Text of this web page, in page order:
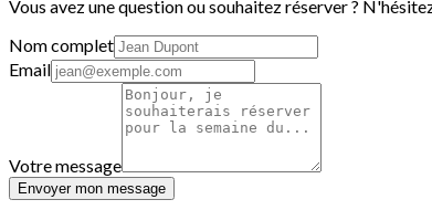
Vous avez une question ou souhaitez réserver ?
Nom complet
Email
Votre message
Envoyer mon message